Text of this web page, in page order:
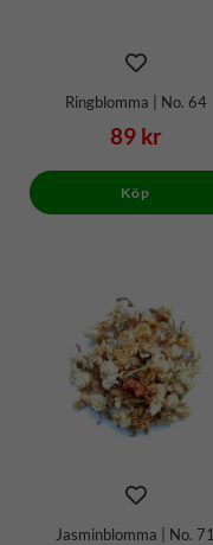
Ringblomma | No. 64
89 kr
Köp
Jasminblomma | No. 71